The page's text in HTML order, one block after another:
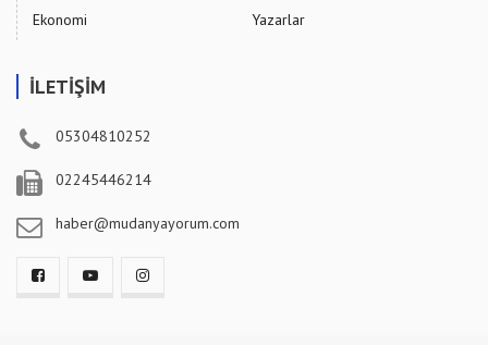
Ekonomi
Yazarlar
İLETİŞİM
05304810252
02245446214
haber@mudanyayorum.com